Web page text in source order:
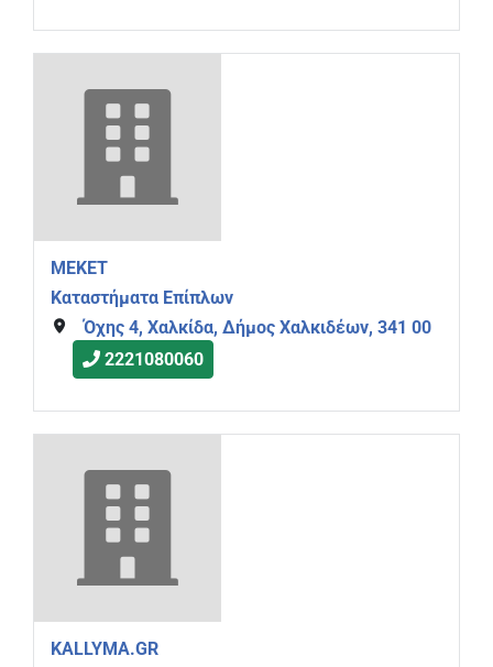
MEKET
Καταστήματα Επίπλων
Όχης 4, Χαλκίδα, Δήμος Χαλκιδέων, 341 00
2221080060
KALLYMA.GR